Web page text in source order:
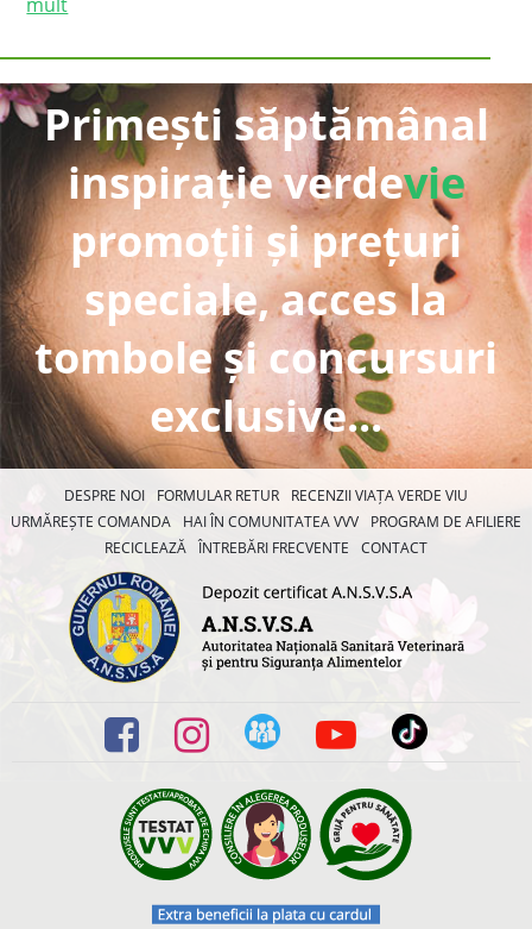
Primești săptămânal
inspirație verdevie
promoții și prețuri
speciale, acces la
tombole și concursuri
exclusive...
DESPRE NOI FORMULAR RETUR
RECENZII VIAȚA VERDE VIU
URMĂREȘTE COMANDA
HAI ÎN COMUNITATEA VVV
PROGRAM DE AFILIERE
RECICLEAZĂ ÎNTREBĂRI FRECVENTE CONTACT